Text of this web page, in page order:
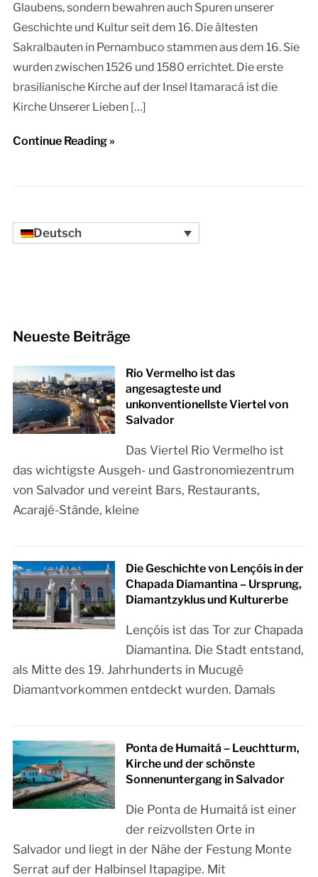
Glaubens, sondern bewahren auch Spuren unserer
Geschichte und Kultur seit dem 16. Die ältesten
Sakralbauten in Pernambuco stammen aus dem 16. Sie
wurden zwischen 1526 und 1580 errichtet. Die erste
brasilianische Kirche auf der Insel Itamaracá ist die
Kirche Unserer Lieben […]
Continue Reading »
Deutsch
Neueste Beiträge
Rio Vermelho ist das
angesagteste und
unkonventionellste Viertel von
Salvador
Das Viertel Rio Vermelho ist
das wichtigste Ausgeh- und Gastronomiezentrum
von Salvador und vereint Bars, Restaurants,
Acarajé-Stände, kleine
Die Geschichte von Lençóis in der
Chapada Diamantina – Ursprung,
Diamantzyklus und Kulturerbe
Lençóis ist das Tor zur Chapada
Diamantina. Die Stadt entstand,
als Mitte des 19. Jahrhunderts in Mucugê
Diamantvorkommen entdeckt wurden. Damals
Ponta de Humaitá – Leuchtturm,
Kirche und der schönste
Sonnenuntergang in Salvador
Die Ponta de Humaitá ist einer
der reizvollsten Orte in
Salvador und liegt in der Nähe der Festung Monte
Serrat auf der Halbinsel Itapagipe. Mit